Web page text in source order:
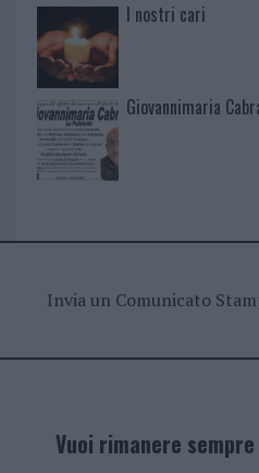
I nostri cari
Giovannimaria
Invia un Comunicato
Vuoi rimanere